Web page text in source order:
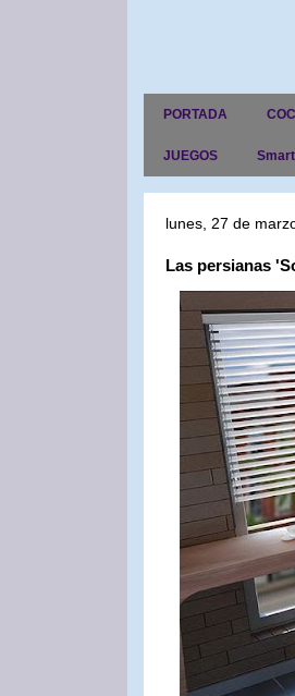
PORTADA
JUEGOS
lunes, 27 de
Las persianas